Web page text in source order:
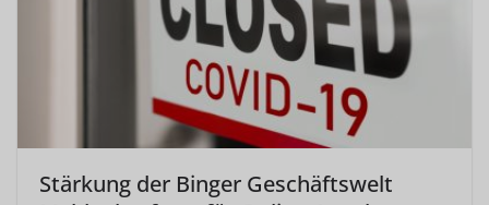
Stärkung der Binger Geschäftswelt